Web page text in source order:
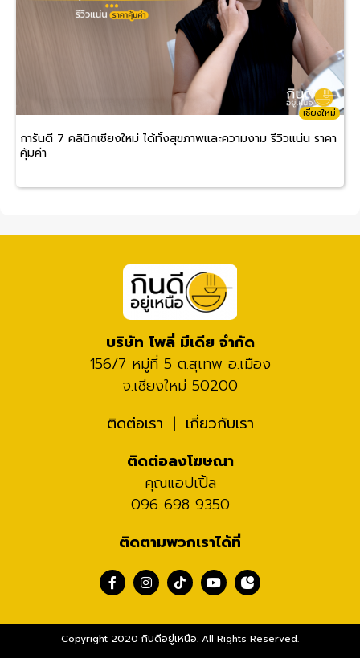
เชียงใหม่
การันตี 7 คลินิกเชียงใหม่ ได้ทั้งสุขภาพและความงาม รีวิวแน่น ราคา
คุ้มค่า
บริษัท โพลี่ มีเดีย จำกัด
156/7 หมู่ที่ 5 ต.สุเทพ อ.เมือง
จ.เชียงใหม่ 50200
ติดต่อเรา
เกี่ยวกับเรา
ติดต่อลงโฆษณา
คุณแอปเปิ้ล
096 698 9350
ติดตามพวกเราได้ที่
Copyright 2020 กินดีอยู่เหนือ. All Rights Reserved.